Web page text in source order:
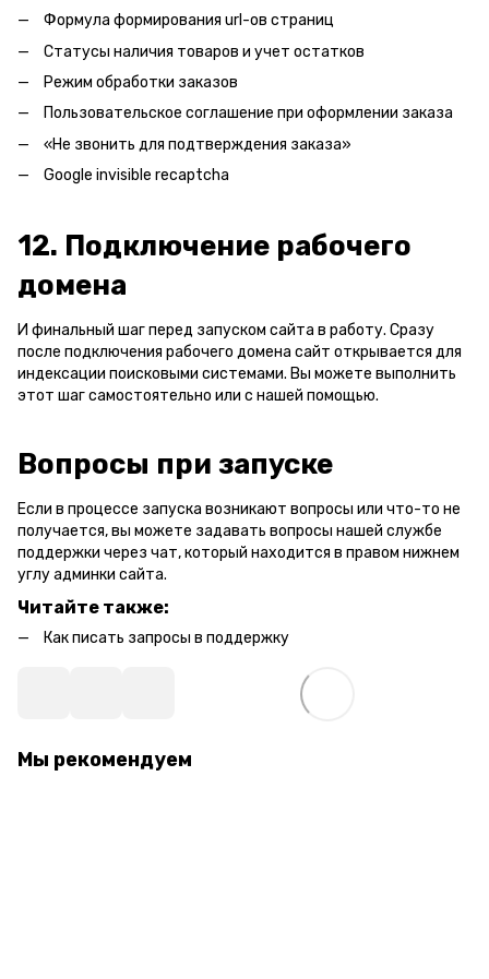
Формула формирования url-ов страниц
Статусы наличия товаров и учет остатков
Режим обработки заказов
Пользовательское соглашение при оформлении заказа
«Не звонить для подтверждения заказа»
Google invisible recaptcha
12. Подключение рабочего
домена
И финальный шаг перед запуском сайта в работу. Сразу
после подключения рабочего домена сайт открывается для
индексации поисковыми системами. Вы можете выполнить
этот шагсамостоятельно или с нашей помощью.
Вопросы при запуске
Если в процессе запуска возникают вопросы или что-то не
получается, вы можете задавать вопросы нашей службе
поддержки через чат, который находится в правом нижнем
углу админки сайта.
Читайте также:
Как писать запросы в поддержку
Мы рекомендуем